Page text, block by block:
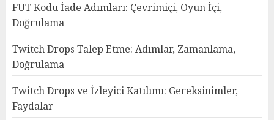
FUT Kodu İade Adımları: Çevrimiçi, Oyun İçi,
Doğrulama
Twitch Drops Talep Etme: Adımlar, Zamanlama,
Doğrulama
Twitch Drops ve İzleyici Katılımı: Gereksinimler,
Faydalar